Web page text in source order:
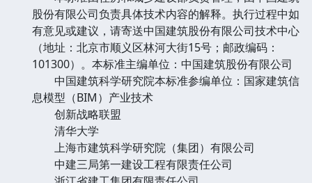
股份有限公司负责具体技术内容的解释。执行过程中如
有意见或建议，请寄送中国建筑股份有限公司技术中心
（地址：北京市顺义区林河大街15号；邮政编码：
101300）。本标准主编单位：中国建筑股份有限公司
中国建筑科学研究院本标准参编单位：国家建筑信
息模型（BIM）产业技术
创新战略联盟
清华大学
上海市建筑科学研究院（集团）有限公司
中建三局第一建设工程有限责任公司